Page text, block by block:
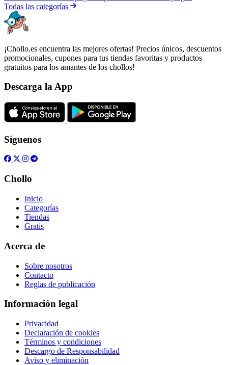
Todas las categorías
¡Chollo.es encuentra las mejores ofertas! Precios únicos, descuentos
promocionales, cupones para tus tiendas favoritas y productos
gratuitos para los amantes de los chollos!
Descarga la App
Síguenos
Chollo
Inicio
Categorías
Tiendas
Gratis
Acerca de
Sobre nosotros
Contacto
Reglas de publicación
Información legal
Privacidad
Declaración de cookies
Términos y condiciones
Descargo de Responsabilidad
Aviso y eliminación